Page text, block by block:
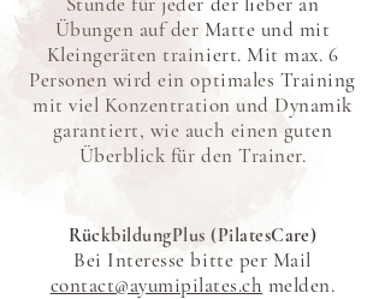
Übungen auf der Matte und mit
Kleingeräten trainiert. Mit max. 6
Personen wird ein optimales Training
mit viel Konzentration und Dynamik
garantiert, wie auch einen guten
Überblick für den Trainer.
RückbildungPlus (PilatesCare)
Bei Interesse bitte per Mail
contact@ayumipilates.ch melden.